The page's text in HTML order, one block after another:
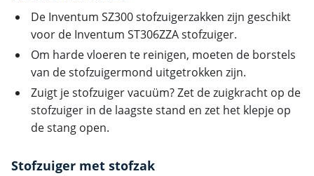
De Inventum SZ300 stofzuigerzakken zijn geschikt
voor de Inventum ST306ZZA stofzuiger.
Om harde vloeren te reinigen, moeten de borstels
van de stofzuigermond uitgetrokken zijn.
Zuigt je stofzuiger vacuüm? Zet de zuigkracht op de
stofzuiger in de laagste stand en zet het klepje op
de stang open.
Stofzuiger met stofzak